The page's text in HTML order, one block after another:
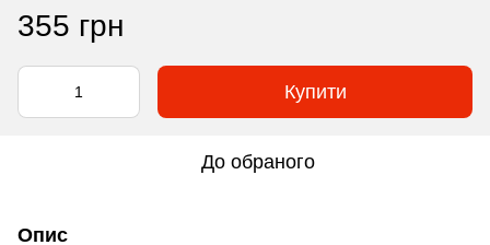
355 грн
Купити
До обраного
Опис